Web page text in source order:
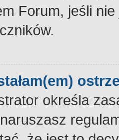
Forum, jeśli
określa